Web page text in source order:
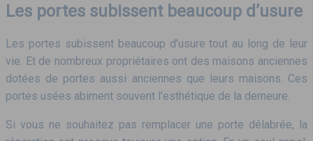
Les portes subissent beaucoup d’usure
Les portes subissent beaucoup d’usure tout au long de leur
vie. Et de nombreux propriétaires ont des maisons anciennes
dotées de portes aussi anciennes que leurs maisons. Ces
portes usées abiment souvent l’esthétique de la demeure.
Si vous ne souhaitez pas remplacer une porte délabrée, la